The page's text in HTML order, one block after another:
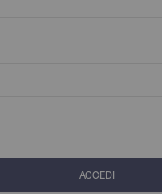
ACCEDI
I PRODOTTI
GONNE E BERMUDA
SCUOLA, ASILO,